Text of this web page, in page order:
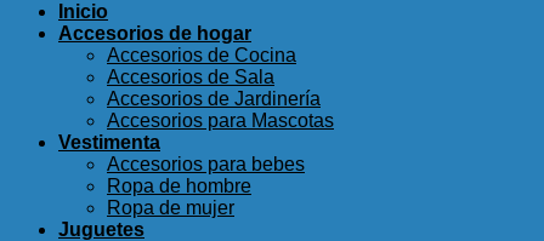
Inicio
Accesorios de hogar
Accesorios de Cocina
Accesorios de Sala
Accesorios de Jardinería
Accesorios para Mascotas
Vestimenta
Accesorios para bebes
Ropa de hombre
Ropa de mujer
Juguetes